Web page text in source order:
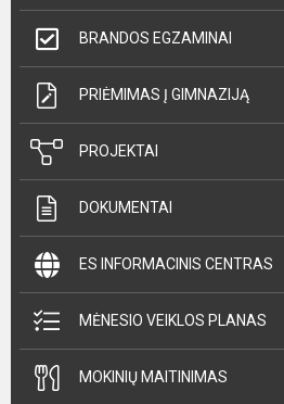
BRANDOS EGZAMINAI
PRIĖMIMAS Į GIMNAZIJĄ
PROJEKTAI
DOKUMENTAI
ES INFORMACINIS CENTRAS
MĖNESIO VEIKLOS PLANAS
MOKINIŲ MAITINIMAS